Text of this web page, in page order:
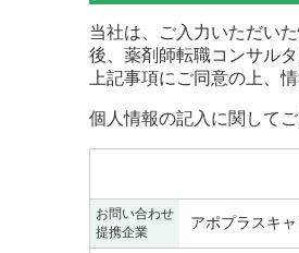
当社は、ご入力いただい
後、薬剤師転職コンサル
上記事項にご同意の上、
個人情報の記入に関して
お問い合わせ
提携企業
アポプラスキ